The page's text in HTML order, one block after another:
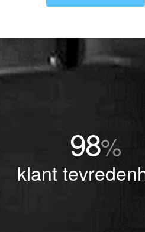
98%
klant